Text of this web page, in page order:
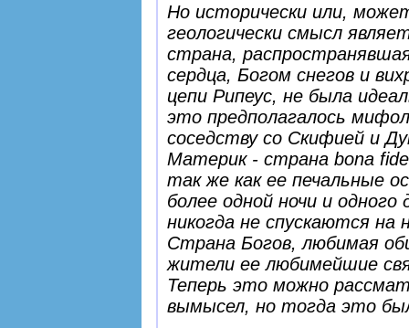
Но исторически или,
геологически смысл
страна,
сердца, Богом снегов и
цепи Рипеус, не была
это предполагалось
соседству со Скифией и
Материк - страна bona fide
так же как ее печальные
более одной ночи и
никогда не спускаются на
Страна Богов, любимая
жители ее любимейшие
Теперь это можно
вымысел, но тогда это